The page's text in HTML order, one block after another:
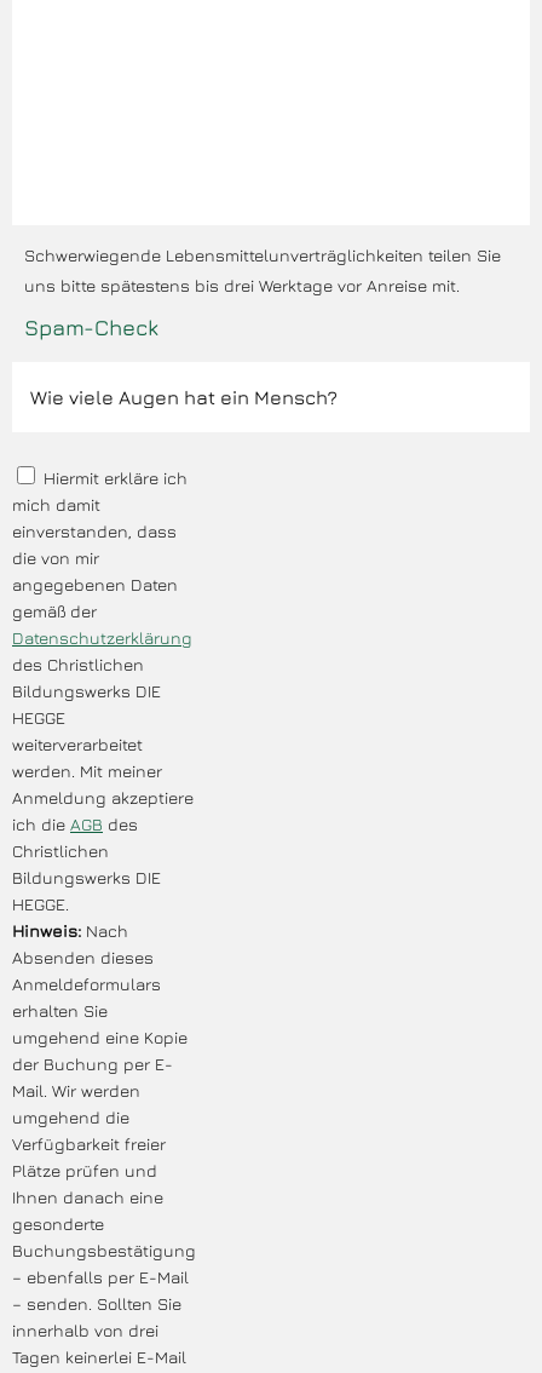
Schwerwiegende Lebensmittelunverträglichkeiten teilen Sie
uns bitte spätestens bis drei Werktage vor Anreise mit.
Spam-Check
Hiermit erkläre ich
mich damit
einverstanden, dass
die von mir
angegebenen Daten
gemäß der
Datenschutzerklärung
des Christlichen
Bildungswerks DIE
HEGGE
weiterverarbeitet
werden. Mit meiner
Anmeldung akzeptiere
ich die AGB des
Christlichen
Bildungswerks DIE
HEGGE.
Hinweis: Nach
Absenden dieses
Anmeldeformulars
erhalten Sie
umgehend eine Kopie
der Buchung per E-
Mail. Wir werden
umgehend die
Verfügbarkeit freier
Plätze prüfen und
Ihnen danach eine
gesonderte
Buchungsbestätigung
– ebenfalls per E-Mail
– senden. Sollten Sie
innerhalb von drei
Tagen keinerlei E-Mail